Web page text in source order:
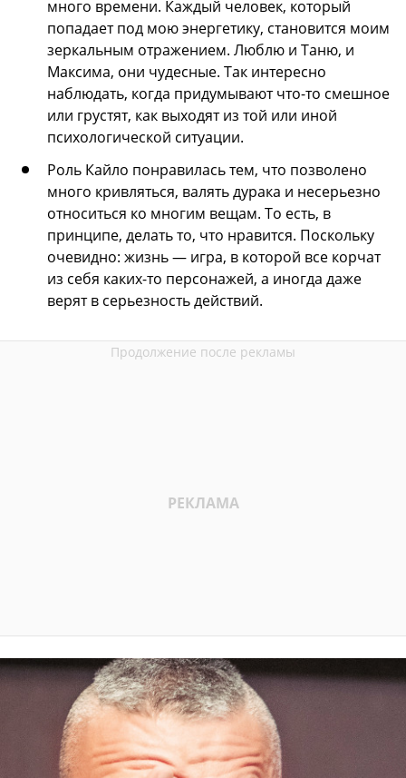
много времени. Каждый человек, который
попадает под мою энергетику, становится моим
зеркальным отражением. Люблю и Таню, и
Максима, они чудесные. Так интересно
наблюдать, когда придумывают что-то смешное
или грустят, как выходят из той или иной
психологической ситуации.
Роль Кайло понравилась тем, что позволено
много кривляться, валять дурака и несерьезно
относиться ко многим вещам. То есть, в
принципе, делать то, что нравится. Поскольку
очевидно: жизнь — игра, в которой все корчат
из себя каких-то персонажей, а иногда даже
верят в серьезность действий.